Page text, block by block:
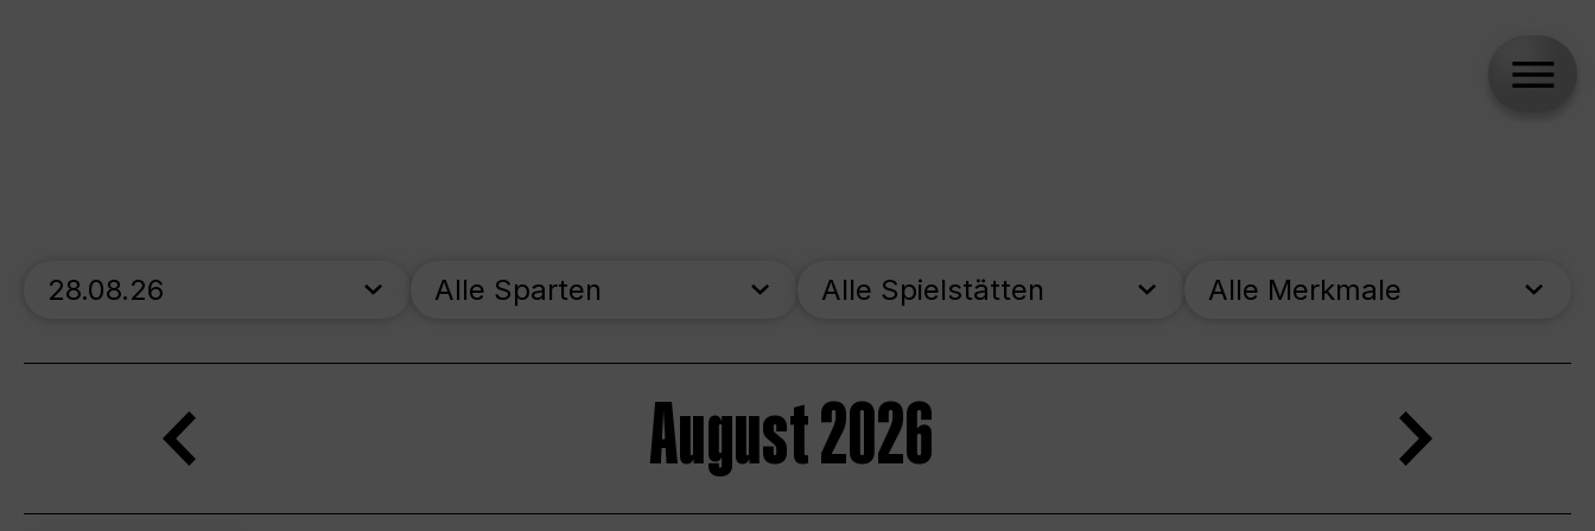
skip_calendar_timeline
Suche
Alle Sparten Alle Spielstätten Alle Merkmale
August 2026